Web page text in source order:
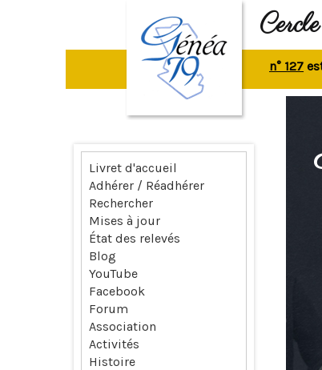
La revue n° 127est en
Livret d'accueil
Adhérer / Réadhérer
Rechercher
Mises à jour
État des relevés
Blog
YouTube
Facebook
Forum
Association
Activités
Histoire